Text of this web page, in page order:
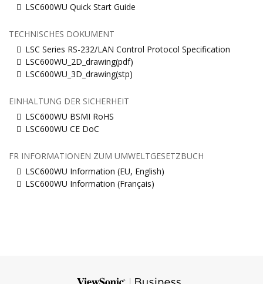
LSC600WU Quick Start Guide
TECHNISCHES DOKUMENT
LSC Series RS-232/LAN Control Protocol Specification
LSC600WU_2D_drawing(pdf)
LSC600WU_3D_drawing(stp)
EINHALTUNG DER SICHERHEIT
LSC600WU BSMI RoHS
LSC600WU CE DoC
FR INFORMATIONEN ZUM UMWELTGESETZBUCH
LSC600WU Information (EU, English)
LSC600WU Information (Français)